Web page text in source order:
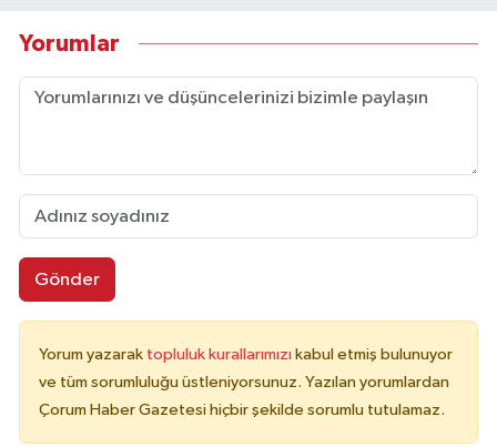
Yorumlar
Gönder
Yorum yazarak topluluk kurallarımızı kabul etmiş bulunuyor
ve tüm sorumluluğu üstleniyorsunuz. Yazılan yorumlardan
Çorum Haber Gazetesi hiçbir şekilde sorumlu tutulamaz.